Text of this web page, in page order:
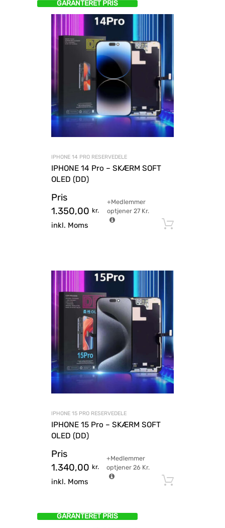
GARANTERET PRIS
IPHONE 14 PRO RESERVEDELE
IPHONE 14 Pro – SKÆRM SOFT
OLED (DD)
Pris
1.350,00 kr.
inkl. Moms
+Medlemmer
optjener 27Kr.
IPHONE 15 PRO RESERVEDELE
IPHONE 15 Pro – SKÆRM SOFT
OLED (DD)
Pris
1.340,00 kr.
inkl. Moms
+Medlemmer
optjener26 Kr.
GARANTERET PRIS